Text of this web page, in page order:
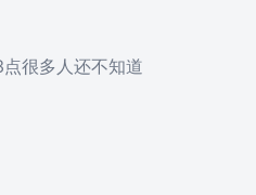
很多人还不知道